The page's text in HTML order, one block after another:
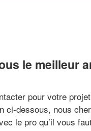
le meilleur
pour votre
ci-dessous, nous
le pro qu’il vous